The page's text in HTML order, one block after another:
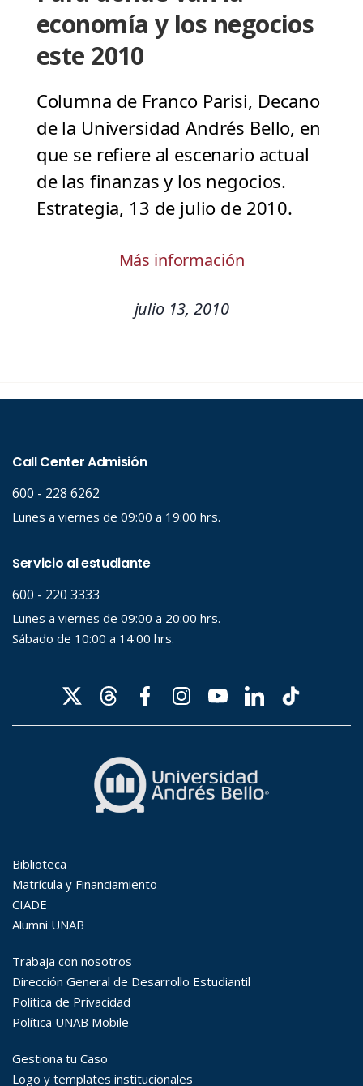
economía y los negocios
este 2010
Columna de Franco Parisi, Decano
de la Universidad Andrés Bello, en
que se refiere al escenario actual
de las finanzas y los negocios.
Estrategia, 13 de julio de 2010.
Más información
julio 13, 2010